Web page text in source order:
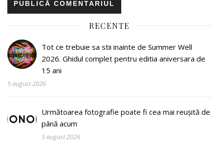
RECENTE
Tot ce trebuie sa stii inainte de Summer Well
2026. Ghidul complet pentru editia aniversara de
15 ani
5 august 2026
Următoarea fotografie poate fi cea mai reușită de
până acum
5 august 2026